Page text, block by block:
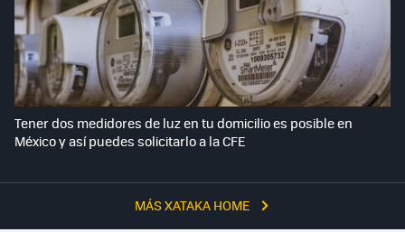
MÁS XATAKA HOME
Tener dos medidores de luz en tu domicilio es posible en
México y así puedes solicitarlo a la CFE